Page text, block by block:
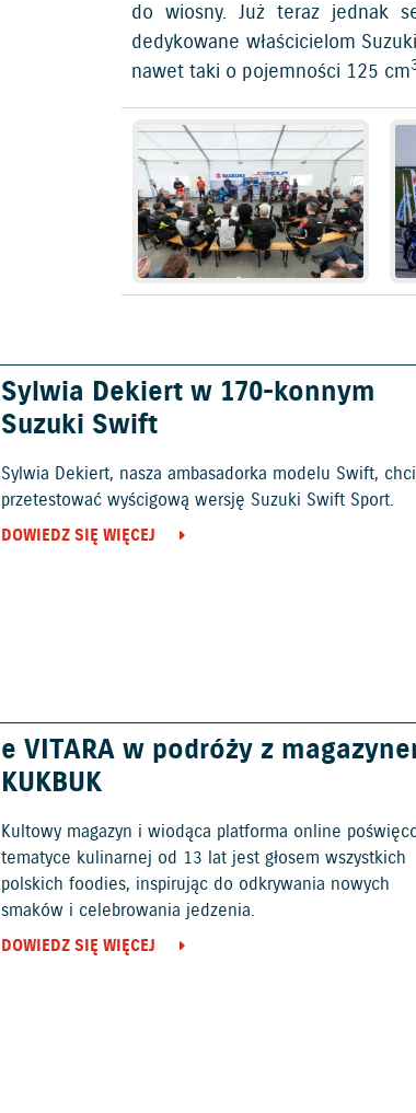
do wiosny. Już teraz jednak
dedykowane właścicielom
nawet taki o pojemności 125 cm
Sylwia Dekiert w 170-konnym
Suzuki Swift
Sylwia Dekiert, nasza ambasadorka modelu Swift,
przetestować wyścigową wersję Suzuki Swift Sport.
DOWIEDZ SIĘ WIĘCEJ
e VITARA w podróży z
KUKBUK
Kultowy magazyn i wiodąca platforma online
tematyce kulinarnej od 13 lat jest głosem wszystkich
polskich foodies, inspirując do odkrywania nowych
smaków i celebrowania jedzenia.
DOWIEDZ SIĘ WIĘCEJ